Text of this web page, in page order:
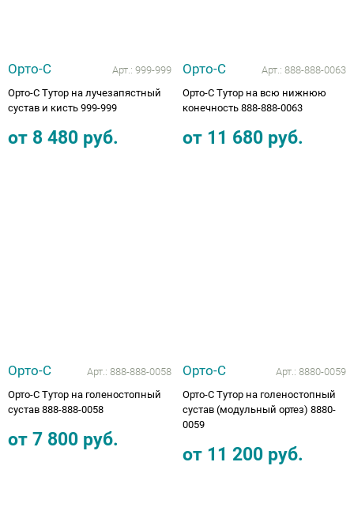
Орто-С Арт.: 999-999
Орто-С Тутор на лучезапястный
сустав и кисть 999-999
от 8 480 руб.
Орто-С Арт.: 888-888-0063
Орто-С Тутор на всю нижнюю
конечность 888-888-0063
от 11 680 руб.
Орто-С Арт.: 888-888-0058
Орто-С Тутор на голеностопный
сустав 888-888-0058
от 7 800 руб.
Орто-С Арт.: 8880-0059
Орто-С Тутор на голеностопный
сустав (модульный ортез) 8880-
0059
от 11 200 руб.